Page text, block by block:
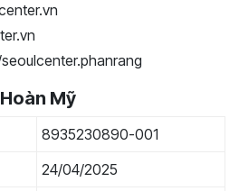
Mỹ
8935230890-001
24/04/2025